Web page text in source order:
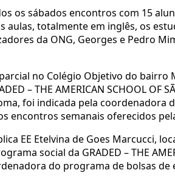
os sábados encontros com 15
aulas, totalmente em inglês, os
da ONG, Georges e Pedro
no Colégio Objetivo do bairro
– THE AMERICAN SCHOOL OF
foi indicada pela coordenadora
encontros semanais oferecidos
EE Etelvina de Goes Marcucci,
social da GRADED – THE
do programa de bolsas de